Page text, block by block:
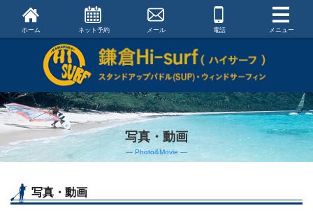
ホーム ネット予約 メール 電話 メニュー
写真・動画
― Photo&Movie ―
写真・動画